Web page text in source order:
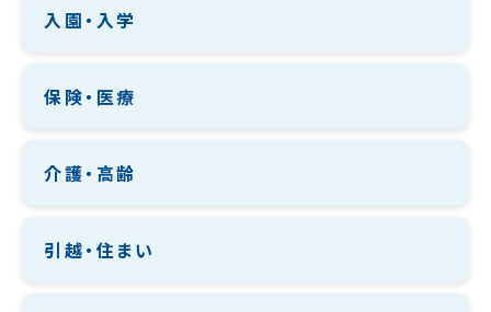
入園・入学
保険・医療
介護・高齢
引越・住まい